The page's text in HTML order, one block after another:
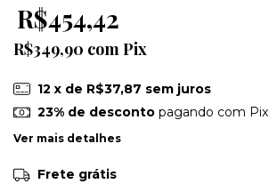
R$454,42
R$349,90 com Pix
12 x de R$37,87 sem juros
23% de descontopagando com Pix
Ver mais detalhes
Frete grátis